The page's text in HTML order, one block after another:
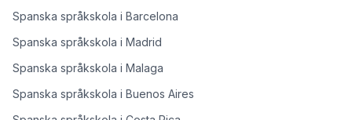
Spanska språkskola i Barcelona
Spanska språkskola i Madrid
Spanska språkskola i Malaga
Spanska språkskola i Buenos Aires